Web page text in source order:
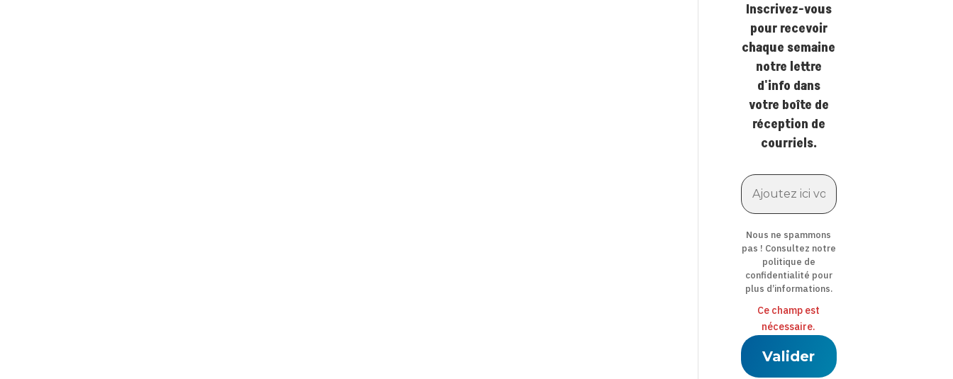
Inscrivez-vous
pour recevoir
chaque semaine
notre lettre
d'info dans
votre boîte de
réception de
courriels.
Nous ne spammons
pas ! Consultez notre
politique de
confidentialité pour
plus d’informations.
Ce champ est
nécessaire.